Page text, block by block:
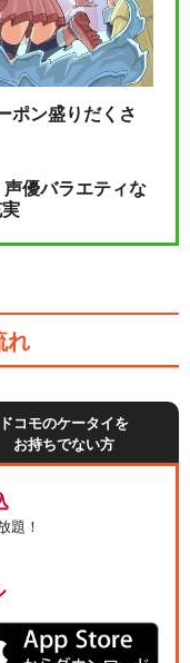
ポン盛りだくさ
優バラエティな
れ
ドコモのケータイを
お持ちでない方
題！